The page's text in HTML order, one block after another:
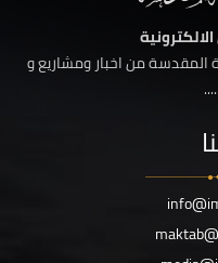
المقدسة من اخبار ومشاريع و